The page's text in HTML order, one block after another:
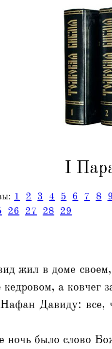
I
1 2 3 4 5 6 7 8 9
26 27 28 29
жил в доме
а ковчег
Давиду: все,
ночь было слово